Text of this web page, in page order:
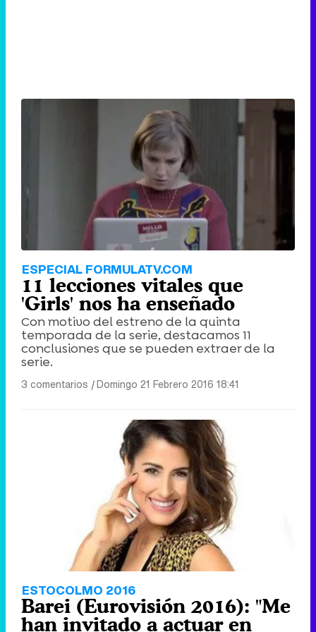
ESPECIAL FORMULATV.COM
11 lecciones vitales que
'Girls' nos ha enseñado
Con motivo del estreno de la quinta
temporada de la serie, destacamos 11
conclusiones que se pueden extraer de la
serie.
3 comentarios |Domingo 21 Febrero 2016 18:41
ESTOCOLMO 2016
Barei (Eurovisión 2016): "Me
han invitado a actuar en